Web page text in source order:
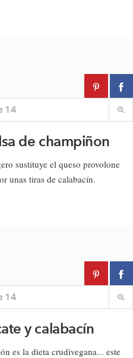
14
de champiñon
sustituye el queso provolone
unas tiras de calabacín.
14
y calabacín
es la dieta crudivegana... este